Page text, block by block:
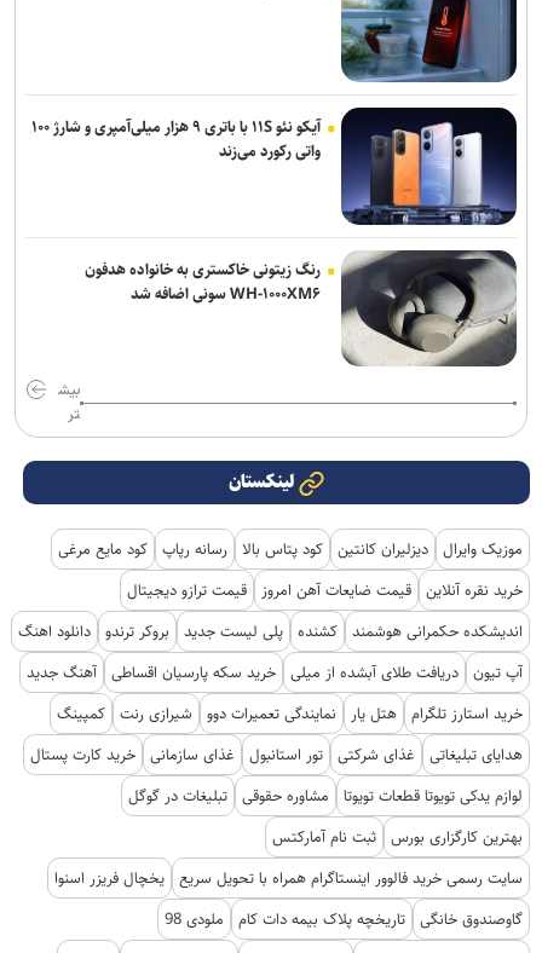
آیکو نئو ۱۱S با باتری ۹ هزار میلی‌آمپری و شارژ ۱۰۰
واتی رکورد می‌زند
رنگ زیتونی خاکستری به خانواده هدفون
WH-۱۰۰۰XM۶ سونی اضافه شد
بیش
تر
لینکستان
موزیک وایرال دیزلیران کانتین کود پتاس بالا رسانه رپاپ کود مایع مرغی
خرید نقره آنلاین قیمت ضایعات آهن امروز
قیمت ترازو دیجیتال
اندیشکده حکمرانی هوشمند کشنده پلی لیست جدید بروکر ترندو دانلود اهنگ
آپ تیون دریافت طلای آبشده از میلی خرید سکه پارسیان اقساطی آهنگ جدید
خرید استارز تلگرام هتل یار نمایندگی تعمیرات دوو شیرازی رنت کمپینگ
هدایای تبلیغاتی
غذای شرکتی تور استانبول غذای سازمانی خرید کارت پستال
لوازم یدکی تویوتا قطعات تویوتا
مشاوره حقوقی تبلیغات در گوگل
بهترین کارگزاری بورس ثبت نام آمارکتس
سایت رسمی خرید فالوور اینستاگرام همراه با تحویل سریع یخچال فریزر اسنوا
گاوصندوق خانگی تاریخچه پلاک بیمه دات کام
ملودی 98